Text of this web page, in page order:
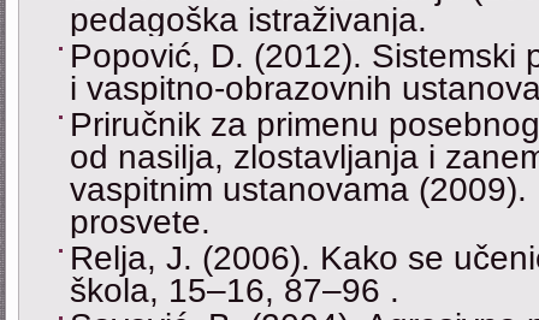
pedagoška istraživanja.
Popović, D. (2012). Sistemski
i vaspitno-obrazovnih
Priručnik za primenu
od nasilјa, zlostavlјanja i
vaspitnim ustanovama
prosvete.
Relja, J. (2006). Kako se
škola, 15–16, 87–96 .